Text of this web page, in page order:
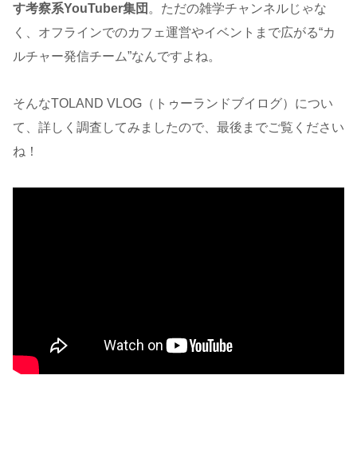
す考察系YouTuber集団 。ただの雑学チャンネルじゃな
く、オフラインでのカフェ運営やイベントまで広がる“カ
ルチャー発信チーム”なんですよね。
そんなTOLAND VLOG（トゥーランドブイログ）につい
て、詳しく調査してみましたので、最後までご覧ください
ね！